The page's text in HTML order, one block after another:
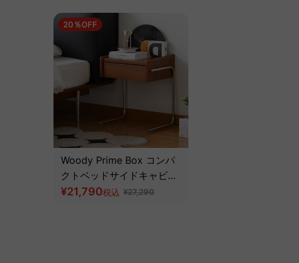
20％OFF
Woody Prime Box コンパ
クトベッドサイドキャビネ
ット【高級天然ツゲ材】
¥21,790税込 ¥27,290